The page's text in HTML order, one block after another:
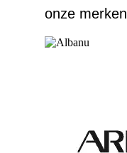
onze merken